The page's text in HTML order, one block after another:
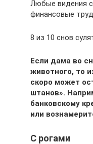
Любые видения
финансовые
8 из 10 снов
Если дама во
животного, то
скоро может
штанов».
банковскому
или
С рогами